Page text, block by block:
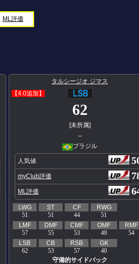
ML評価
タルシージオ ジマス
【4.0追加】
62
[未所属]
--
ブラジル
人気値
myClub評価
ML評価
LWG
51
ST
51
CF
44
RWG
51
LMF
57
DMF
55
CMF
53
OMF
49
RMF
54
LSB
62
CB
53
RSB
57
GK
40
守備的サイドバック